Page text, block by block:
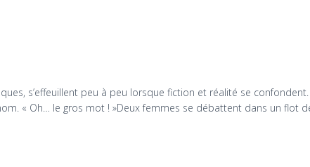
s’effeuillent peu à peu lorsque fiction et réalité se
« Oh… le gros mot ! »Deux femmes se débattent dans un flot